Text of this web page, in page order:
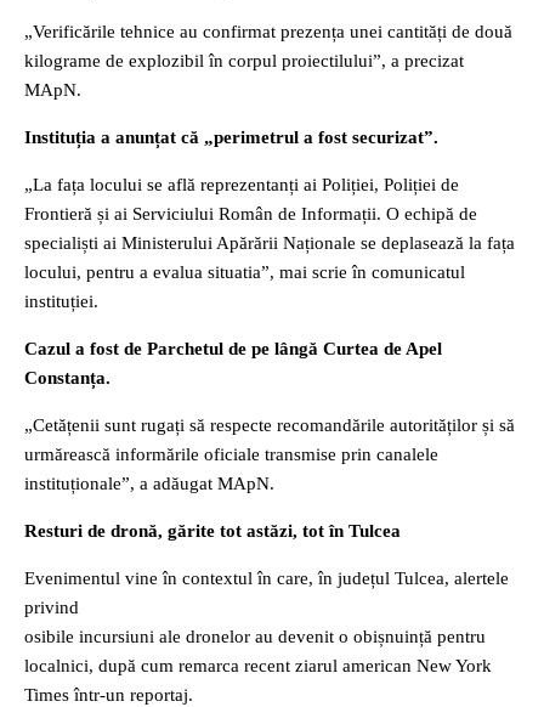
„Verificările tehnice au confirmat prezența unei cantități de două
kilograme de explozibil în corpul proiectilului”, a precizat
MApN.
Instituția a anunțat că „perimetrul a fost securizat”.
„La fața locului se află reprezentanți ai Poliției, Poliției de
Frontieră și ai Serviciului Român de Informații. O echipă de
specialiști ai Ministerului Apărării Naționale se deplasează la fața
locului, pentru a evalua situatia”, mai scrie în comunicatul
instituției.
Cazul a fost de Parchetul de pe lângă Curtea de Apel
Constanța.
„Cetățenii sunt rugați să respecte recomandările autorităților și să
urmărească informările oficiale transmise prin canalele
instituționale”, a adăugat MApN.
Resturi de dronă, gărite tot astăzi, tot în Tulcea
Evenimentul vine în contextul în care, în județul Tulcea, alertele
privind
osibile incursiuni ale dronelor au devenit o obișnuință pentru
localnici, după cum remarca recent ziarul american New York
Times într-un reportaj.